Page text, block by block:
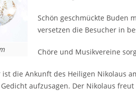
Schön geschmückte Buden
versetzen die Besucher in
Chöre und Musikvereine
die Ankunft des Heiligen Nikolaus
aufzusagen. Der Nikolaus